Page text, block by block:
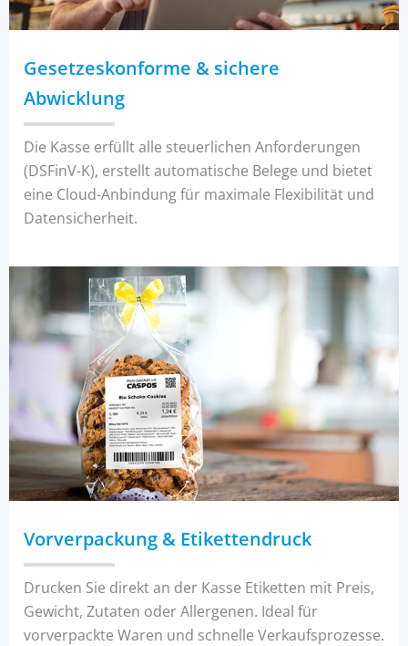
Gesetzeskonforme & sichere
Abwicklung
Die Kasse erfüllt alle steuerlichen Anforderungen
(DSFinV-K), erstellt automatische Belege und bietet
eine Cloud-Anbindung für maximale Flexibilität und
Datensicherheit.
Vorverpackung & Etikettendruck
Drucken Sie direkt an der Kasse Etiketten mit Preis,
Gewicht, Zutaten oder Allergenen. Ideal für
vorverpackte Waren und schnelle Verkaufsprozesse.